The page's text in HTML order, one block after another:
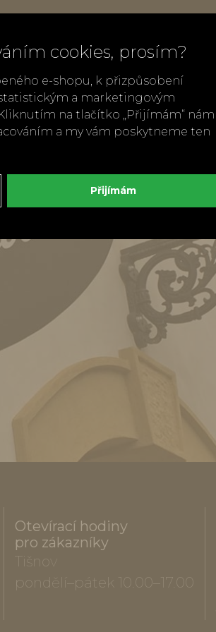
Otevírací hodiny
pro zákazníky
Tišnov
pondělí–pátek 10.00–17.00
cookies, prosím?
e-shopu, k přizpůsobení
a marketingovým
na tlačítko „Přijímám“ nám
a my vám poskytneme ten
Přijímám